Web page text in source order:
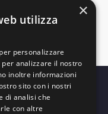
×
utilizza
personalizzare
analizzare il nostro
inoltre informazioni
sito con i nostri
di analisi che
con altre